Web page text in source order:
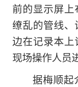
前的显示屏
缭乱的管线
边在记录本
现场操作人员
据梅顺起